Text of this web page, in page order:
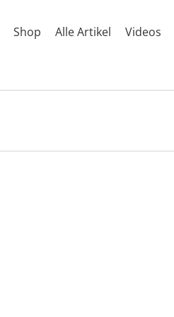
Shop Alle Artikel Videos